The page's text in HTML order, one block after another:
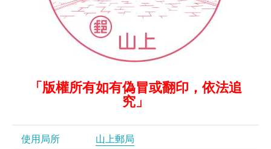
「版權所有如有偽冒或翻印，依法追
究」
使用局所
山上郵局